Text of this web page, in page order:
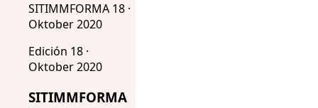
SITIMMFORMA 18 ·
Oktober 2020
Edición 18 ·
Oktober 2020
SITIMMFORMA